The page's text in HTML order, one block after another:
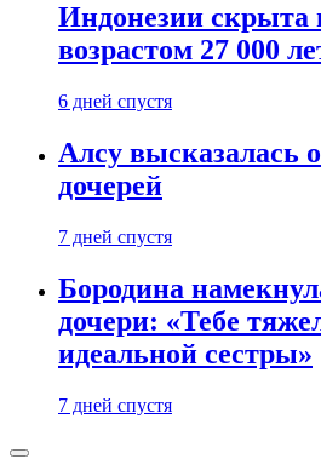
Индонезии скрыта
возрастом 27 000
6 дней спустя
Алсу высказалась
дочерей
7 дней спустя
Бородина
дочери: «Тебе
идеальной сестры»
7 дней спустя